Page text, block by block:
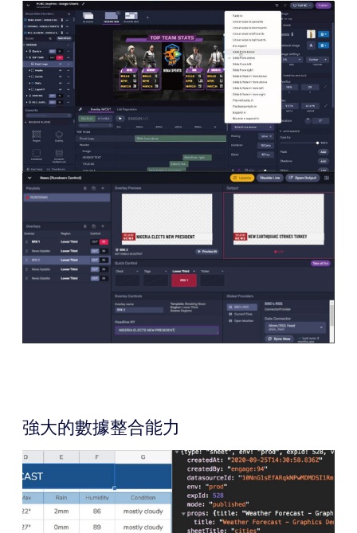
強大的數據整合能力